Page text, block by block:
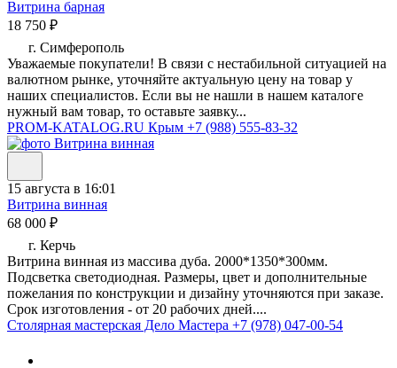
Витрина барная
18 750 ₽
г. Симферополь
Уважаемые покупатели! В связи с нестабильной ситуацией на
валютном рынке, уточняйте актуальную цену на товар у
наших специалистов. Если вы не нашли в нашем каталоге
нужный вам товар, то оставьте заявку...
PROM-KATALOG.RU Крым +7 (988) 555-83-32
15 августа в 16:01
Витрина винная
68 000 ₽
г. Керчь
Витрина винная из массива дуба. 2000*1350*300мм.
Подсветка светодиодная. Размеры, цвет и дополнительные
пожелания по конструкции и дизайну уточняются при заказе.
Срок изготовления - от 20 рабочих дней....
Столярная мастерская Дело Мастера +7 (978) 047-00-54